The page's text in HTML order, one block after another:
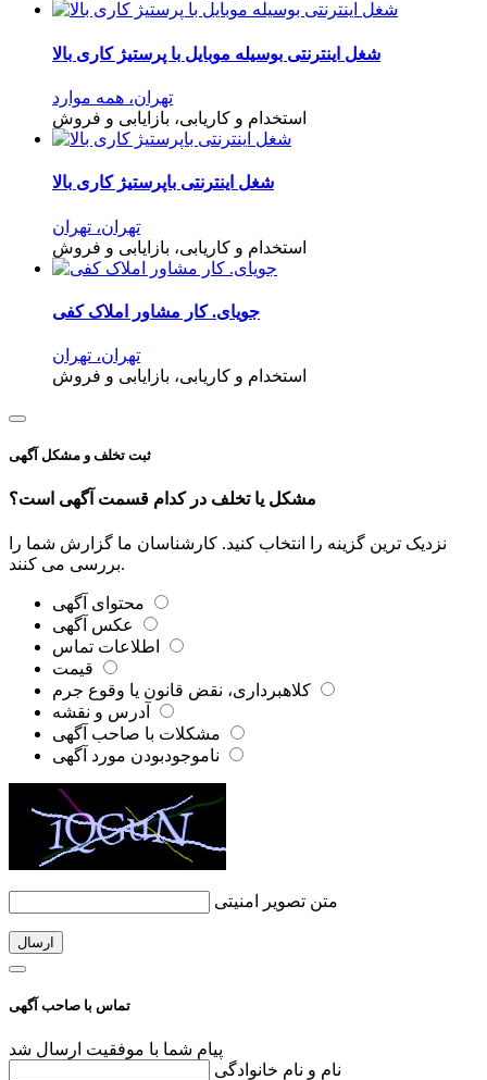
شغل اینترنتی بوسیله موبایل با پرستیژ کاری بالا
تهران، همه موارد
استخدام و کاریابی، بازایابی و فروش
شغل اینترنتی باپرستیژ کاری بالا
تهران، تهران
استخدام و کاریابی، بازایابی و فروش
جویای. کار مشاور املاک کفی
تهران، تهران
استخدام و کاریابی، بازایابی و فروش
ثبت تخلف و مشکل آگهی
مشکل یا تخلف در کدام قسمت آگهی است؟
نزدیک ترین گزینه را انتخاب کنید. کارشناسان ما گزارش شما را
بررسی می کنند.
متن تصویر امنیتی
ارسال
تماس با صاحب آگهی
پیام شما با موفقیت ارسال شد
نام و نام خانوادگی